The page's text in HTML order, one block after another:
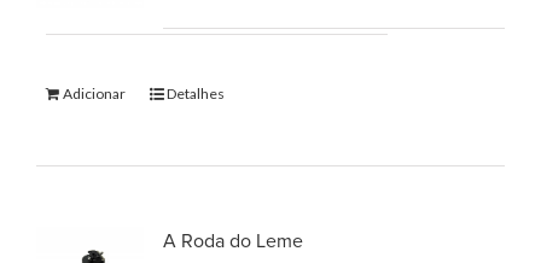
Adicionar Detalhes
A Roda do Leme